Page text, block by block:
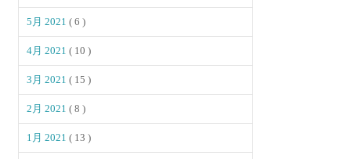
5月 2021( 6 )
4月 2021( 10 )
3月 2021( 15 )
2月 2021( 8 )
1月 2021( 13 )